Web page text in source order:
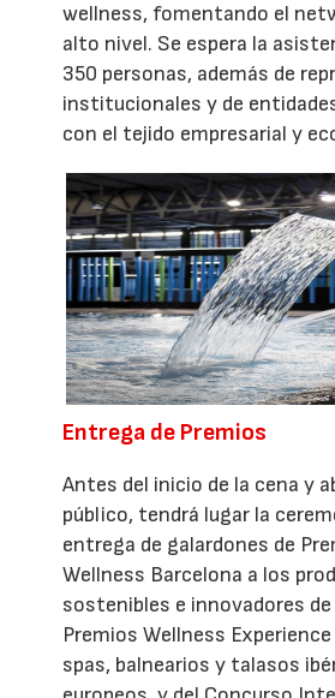
wellness, fomentando el
alto nivel. Se espera la
350 personas, además de
institucionales y de
con el tejido empresarial y
Entrega de Premios
Antes del inicio de la cena y
público, tendrá lugar la
entrega de galardones de
Wellness Barcelona a los
sostenibles e innovadores
Premios Wellness
spas, balnearios y talasos